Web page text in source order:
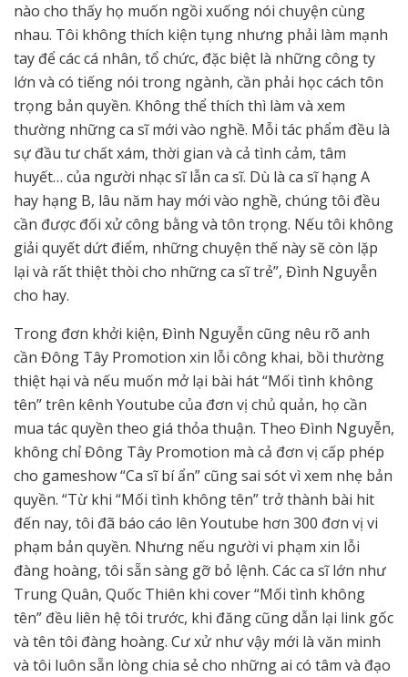
nào cho thấy họ muốn ngồi xuống nói chuyện cùng
nhau. Tôi không thích kiện tụng nhưng phải làm mạnh
tay để các cá nhân, tổ chức, đặc biệt là những công ty
lớn và có tiếng nói trong ngành, cần phải học cách tôn
trọng bản quyền. Không thể thích thì làm và xem
thường những ca sĩ mới vào nghề. Mỗi tác phẩm đều là
sự đầu tư chất xám, thời gian và cả tình cảm, tâm
huyết… của người nhạc sĩ lẫn ca sĩ. Dù là ca sĩ hạng A
hay hạng B, lâu năm hay mới vào nghề, chúng tôi đều
cần được đối xử công bằng và tôn trọng. Nếu tôi không
giải quyết dứt điểm, những chuyện thế này sẽ còn lặp
lại và rất thiệt thòi cho những ca sĩ trẻ”, Đình Nguyễn
cho hay.
Trong đơn khởi kiện, Đình Nguyễn cũng nêu rõ anh
cần Đông Tây Promotion xin lỗi công khai, bồi thường
thiệt hại và nếu muốn mở lại bài hát “Mối tình không
tên” trên kênh Youtube của đơn vị chủ quản, họ cần
mua tác quyền theo giá thỏa thuận. Theo Đình Nguyễn,
không chỉ Đông Tây Promotion mà cả đơn vị cấp phép
cho gameshow “Ca sĩ bí ẩn” cũng sai sót vì xem nhẹ bản
quyền. “Từ khi “Mối tình không tên” trở thành bài hit
đến nay, tôi đã báo cáo lên Youtube hơn 300 đơn vị vi
phạm bản quyền. Nhưng nếu người vi phạm xin lỗi
đàng hoàng, tôi sẵn sàng gỡ bỏ lệnh. Các ca sĩ lớn như
Trung Quân, Quốc Thiên khi cover “Mối tình không
tên” đều liên hệ tôi trước, khi đăng cũng dẫn lại link gốc
và tên tôi đàng hoàng. Cư xử như vậy mới là văn minh
và tôi luôn sẵn lòng chia sẻ cho những ai có tâm và đạo